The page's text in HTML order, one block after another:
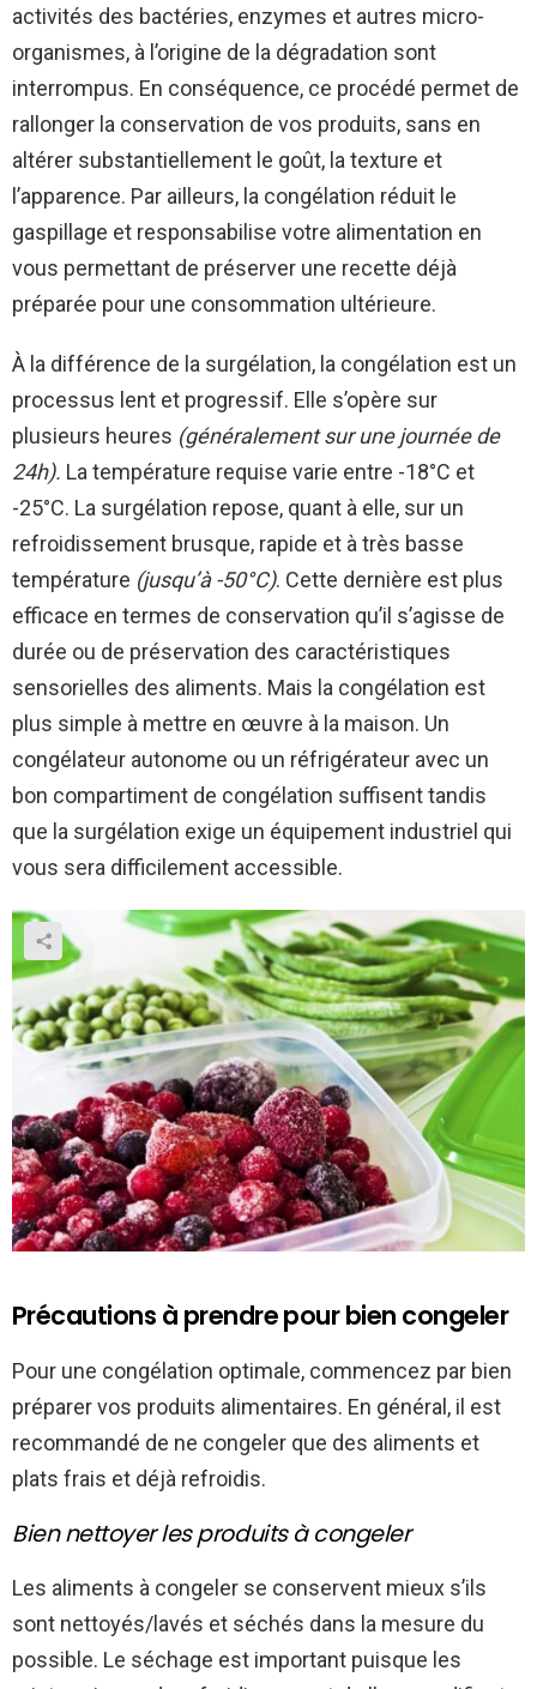
activités des bactéries, enzymes et autres micro-
organismes, à l’origine de la dégradation sont
interrompus. En conséquence, ce procédé permet de
rallonger la conservation de vos produits, sans en
altérer substantiellement le goût, la texture et
l’apparence. Par ailleurs, la congélation réduit le
gaspillage et responsabilise votre alimentation en
vous permettant de préserver une recette déjà
préparée pour une consommation ultérieure.
À la différence de la surgélation, la congélation est un
processus lent et progressif. Elle s’opère sur
plusieurs heures (généralement sur une journée de
24h). La température requise varie entre -18°C et
-25°C. La surgélation repose, quant à elle, sur un
refroidissement brusque, rapide et à très basse
température (jusqu’à -50°C). Cette dernière est plus
efficace en termes de conservation qu’il s’agisse de
durée ou de préservation des caractéristiques
sensorielles des aliments. Mais la congélation est
plus simple à mettre en œuvre à la maison. Un
congélateur autonome ou un réfrigérateur avec un
bon compartiment de congélation suffisent tandis
que la surgélation exige un équipement industriel qui
vous sera difficilement accessible.
Précautions à prendre pour bien congeler
Pour une congélation optimale, commencez par bien
préparer vos produits alimentaires. En général, il est
recommandé de ne congeler que des aliments et
plats frais et déjà refroidis.
Bien nettoyer les produits à congeler
Les aliments à congeler se conservent mieux s’ils
sont nettoyés/lavés et séchés dans la mesure du
possible. Le séchage est important puisque les